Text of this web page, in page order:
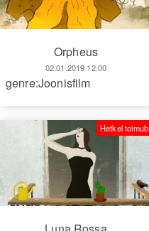
Orpheus
02.01.2019 12:00
genre:Joonisfilm
Hetkel toimub